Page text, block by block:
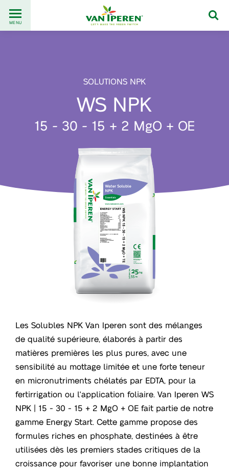
content
Back
to
MENU
SOLUTIONS NPK
WS NPK
15 - 30 - 15 + 2 MgO + OE
Les Solubles NPK Van Iperen sont des mélanges
de qualité supérieure, élaborés à partir des
matières premières les plus pures, avec une
sensibilité au mottage limitée et une forte teneur
en micronutriments chélatés par EDTA, pour la
fertirrigation ou l'application foliaire. Van Iperen WS
NPK | 15 - 30 - 15 + 2 MgO + OE fait partie de notre
gamme Energy Start. Cette gamme propose des
formules riches en phosphate, destinées à être
utilisées dès les premiers stades critiques de la
croissance pour favoriser une bonne implantation